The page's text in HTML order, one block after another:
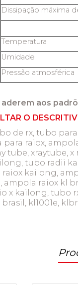
Dissipação máxima
Temperatura
Umidade
Pressão atmosférica
aos
O
de rx, tubo
para raiox,
tube,
tubo radii
kailong,
ampola raiox kl
x kailong, tubo
kl1001e,